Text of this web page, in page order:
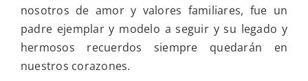
nosotros de amor y valores familiares, fue un
padre ejemplar y modelo a seguir y su legado y
hermosos recuerdos siempre quedarán en
nuestros corazones.